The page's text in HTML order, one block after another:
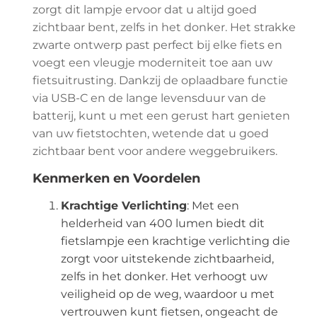
zorgt dit lampje ervoor dat u altijd goed
zichtbaar bent, zelfs in het donker. Het strakke
zwarte ontwerp past perfect bij elke fiets en
voegt een vleugje moderniteit toe aan uw
fietsuitrusting. Dankzij de oplaadbare functie
via USB-C en de lange levensduur van de
batterij, kunt u met een gerust hart genieten
van uw fietstochten, wetende dat u goed
zichtbaar bent voor andere weggebruikers.
Kenmerken en Voordelen
Krachtige Verlichting: Met een
helderheid van 400 lumen biedt dit
fietslampje een krachtige verlichting die
zorgt voor uitstekende zichtbaarheid,
zelfs in het donker. Het verhoogt uw
veiligheid op de weg, waardoor u met
vertrouwen kunt fietsen, ongeacht de